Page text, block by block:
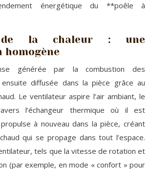
énergétique du **poêle à
de la chaleur : une
générée par la combustion des
diffusée dans la pièce grâce au
Le ventilateur aspire l’air ambiant, le
l’échangeur thermique où il est
à nouveau dans la pièce, créant
qui se propage dans tout l’espace.
tels que la vitesse de rotation et
(par exemple, en mode « confort » pour